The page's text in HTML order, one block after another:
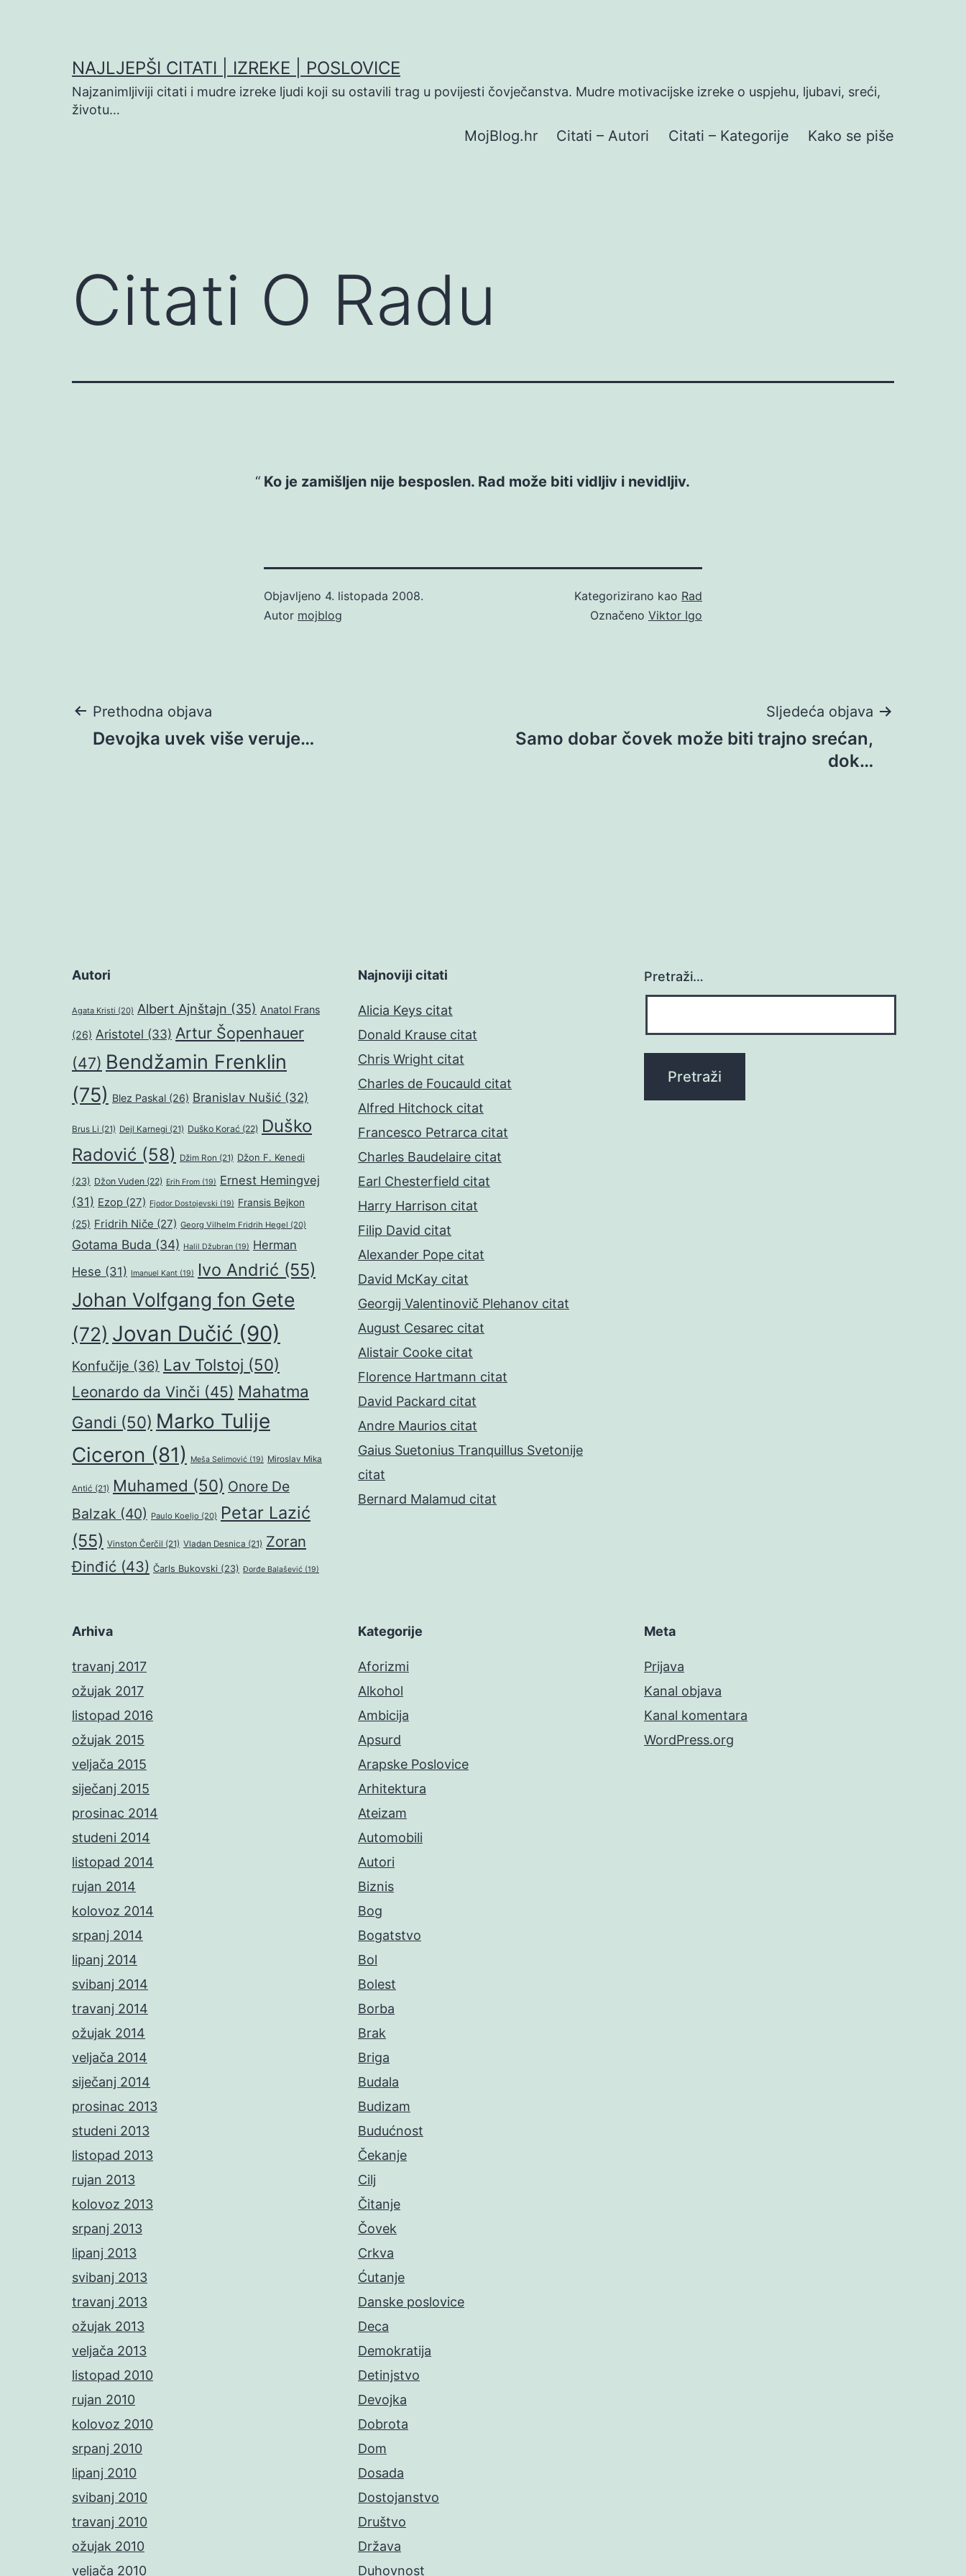
NAJLJEPŠI CITATI | IZREKE | POSLOVICE
Najzanimljiviji citati i mudre izreke ljudi koji su ostavili trag u povijesti čovječanstva. Mudre motivacijske izreke o uspjehu, ljubavi, sreći,
životu…
MojBlog.hr Citati – Autori Citati – Kategorije Kako se piše
Citati O Radu
Ko je zamišljen nije besposlen. Rad može biti vidljiv i nevidljiv.
Objavljeno 4. listopada 2008.
Autor mojblog
Kategorizirano kao Rad
Označeno Viktor Igo
Navigacija
Prethodna objava
Devojka uvek više veruje…
Sljedeća objava
Samo dobar čovek može biti trajno srećan,
dok…
Autori
Agata Kristi (20) Albert Ajnštajn (35) Anatol Frans
(26) Aristotel (33) Artur Šopenhauer
(47) Bendžamin Frenklin
(75) Blez Paskal (26) Branislav Nušić (32)
Brus Li (21) Dejl Karnegi (21) Duško Korać (22) Duško
Radović (58) Džim Ron (21) Džon F. Kenedi
(23) Džon Vuden (22) Erih From (19) Ernest Hemingvej
(31) Ezop (27) Fjodor Dostojevski (19) Fransis Bejkon
(25) Fridrih Niče (27) Georg Vilhelm Fridrih Hegel (20)
Gotama Buda (34) Halil Džubran (19) Herman
Hese (31) Imanuel Kant (19) Ivo Andrić (55)
Johan Volfgang fon Gete
(72) Jovan Dučić (90)
Konfučije (36) Lav Tolstoj (50)
Leonardo da Vinči (45) Mahatma
Gandi (50) Marko Tulije
Ciceron (81) Meša Selimović (19) Miroslav Mika
Antić (21) Muhamed (50) Onore De
Balzak (40) Paulo Koeljo (20) Petar Lazić
(55) Vinston Čerčil (21) Vladan Desnica (21) Zoran
Đinđić (43) Čarls Bukovski (23) Đorđe Balašević (19)
Najnoviji citati
Alicia Keys citat
Donald Krause citat
Chris Wright citat
Charles de Foucauld citat
Alfred Hitchock citat
Francesco Petrarca citat
Charles Baudelaire citat
Earl Chesterfield citat
Harry Harrison citat
Filip David citat
Alexander Pope citat
David McKay citat
Georgij Valentinovič Plehanov citat
August Cesarec citat
Alistair Cooke citat
Florence Hartmann citat
David Packard citat
Andre Maurios citat
Gaius Suetonius Tranquillus Svetonije
citat
Bernard Malamud citat
Pretraži…
Arhiva
travanj 2017
ožujak 2017
listopad 2016
ožujak 2015
veljača 2015
siječanj 2015
prosinac 2014
studeni 2014
listopad 2014
rujan 2014
kolovoz 2014
srpanj 2014
lipanj 2014
svibanj 2014
travanj 2014
ožujak 2014
veljača 2014
siječanj 2014
prosinac 2013
studeni 2013
listopad 2013
rujan 2013
kolovoz 2013
srpanj 2013
lipanj 2013
svibanj 2013
travanj 2013
ožujak 2013
veljača 2013
listopad 2010
rujan 2010
kolovoz 2010
srpanj 2010
lipanj 2010
svibanj 2010
travanj 2010
ožujak 2010
veljača 2010
Kategorije
Aforizmi
Alkohol
Ambicija
Apsurd
Arapske Poslovice
Arhitektura
Ateizam
Automobili
Autori
Biznis
Bog
Bogatstvo
Bol
Bolest
Borba
Brak
Briga
Budala
Budizam
Budućnost
Čekanje
Cilj
Čitanje
Čovek
Crkva
Ćutanje
Danske poslovice
Deca
Demokratija
Detinjstvo
Devojka
Dobrota
Dom
Dosada
Dostojanstvo
Društvo
Država
Duhovnost
Meta
Prijava
Kanal objava
Kanal komentara
WordPress.org